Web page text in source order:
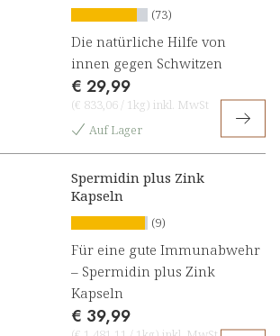
(73)
Die natürliche Hilfe von
innen gegen Schwitzen
€ 29,99
(€ 833,06 / 1kg) inkl. MwSt
Auf Lager
Spermidin plus Zink
Kapseln
(9)
Für eine gute Immunabwehr
– Spermidin plus Zink
Kapseln
€ 39,99